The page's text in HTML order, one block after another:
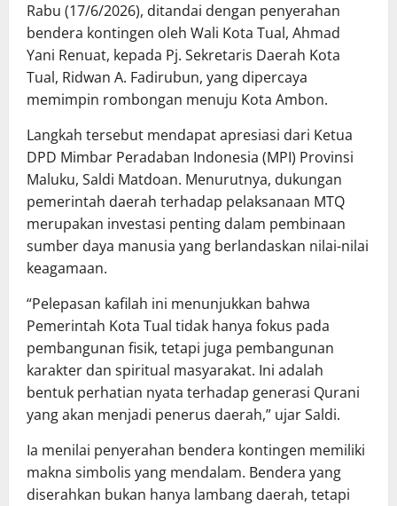
Rabu (17/6/2026), ditandai dengan penyerahan
bendera kontingen oleh Wali Kota Tual, Ahmad
Yani Renuat, kepada Pj. Sekretaris Daerah Kota
Tual, Ridwan A. Fadirubun, yang dipercaya
memimpin rombongan menuju Kota Ambon.
Langkah tersebut mendapat apresiasi dari Ketua
DPD Mimbar Peradaban Indonesia (MPI) Provinsi
Maluku, Saldi Matdoan. Menurutnya, dukungan
pemerintah daerah terhadap pelaksanaan MTQ
merupakan investasi penting dalam pembinaan
sumber daya manusia yang berlandaskan nilai-nilai
keagamaan.
“Pelepasan kafilah ini menunjukkan bahwa
Pemerintah Kota Tual tidak hanya fokus pada
pembangunan fisik, tetapi juga pembangunan
karakter dan spiritual masyarakat. Ini adalah
bentuk perhatian nyata terhadap generasi Qurani
yang akan menjadi penerus daerah,” ujar Saldi.
Ia menilai penyerahan bendera kontingen memiliki
makna simbolis yang mendalam. Bendera yang
diserahkan bukan hanya lambang daerah, tetapi